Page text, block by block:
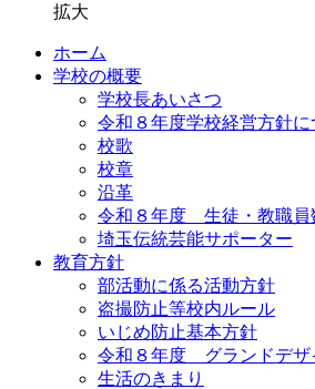
拡大
ホーム
学校の概要
学校長あいさつ
令和８年度学校経営方針に
校歌
校章
沿革
令和８年度 生徒・教職員
埼玉伝統芸能サポーター
教育方針
部活動に係る活動方針
盗撮防止等校内ルール
いじめ防止基本方針
令和８年度 グランドデザ
生活のきまり